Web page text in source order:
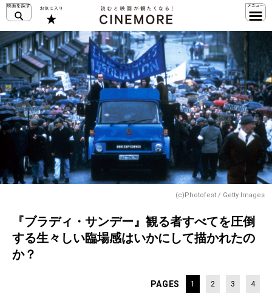
(c)Photofest / Getty Images
『ブラディ・サンデー』観る者すべてを圧倒
する生々しい臨場感はいかにして描かれたの
か？
PAGES 1 2 3 4